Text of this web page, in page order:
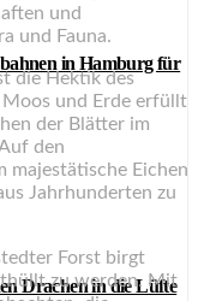
in Hamburg für
Drachen in die Lüfte
und
und Fauna.
die Hektik des
und Erde erfüllt
der Blätter im
den
majestätische Eichen
Jahrhunderten zu
Forst birgt
zu werden. Mit